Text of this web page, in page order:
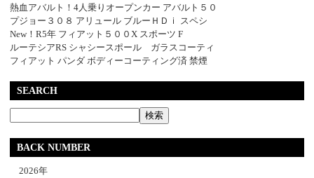
熱血アバルト！4人乗りオープンカー アバルト５０
プジョー３０８ アリュール ブルーＨＤｉ スペシ
New！R5年 フィアット５００X スポーツ F
ルーテシアRS シャシースポール ガラスコーティ
フィアット パンダ ボディーコーティング済 禁煙
SEARCH
BACK NUMBER
2026年